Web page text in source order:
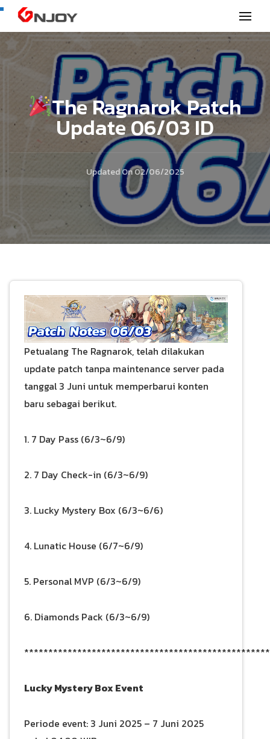
GNjoy mobile news
The Ragnarok Patch
Update 06/03 ID
Updated On02/06/2025
Petualang The Ragnarok, telah dilakukan
update patch tanpa maintenance server pada
tanggal 3 Juni untuk memperbarui konten
baru sebagai berikut.
1. 7 Day Pass (6/3~6/9)
2. 7 Day Check-in (6/3~6/9)
3. Lucky Mystery Box (6/3~6/6)
4. Lunatic House (6/7~6/9)
5. Personal MVP (6/3~6/9)
6. Diamonds Pack (6/3~6/9)
Lucky Mystery Box Event
Periode event: 3 Juni 2025 – 7 Juni 2025